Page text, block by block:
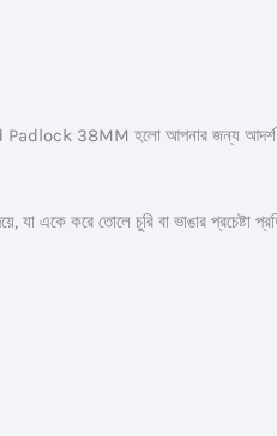
38MM হলো আপনার জন্য আদর্শ
যা একে করে তোলে চুরি বা ভাঙার প্রচেষ্টা